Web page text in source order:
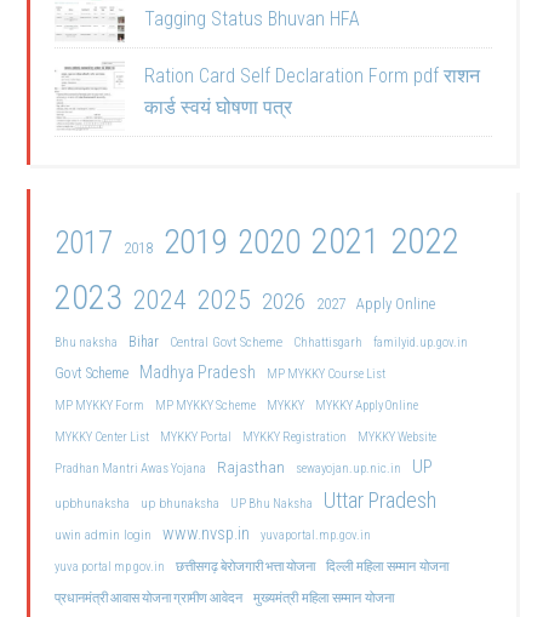
Tagging Status Bhuvan HFA
Ration Card Self Declaration Form pdf राशन
कार्ड स्वयं घोषणा पत्र
2017 2018 2019 2020 2021 2022
2023 2024 2025 2026 2027 Apply Online
Bhu naksha Bihar Central Govt Scheme Chhattisgarh familyid.up.gov.in
Govt Scheme Madhya Pradesh
MP MYKKY Course List
MP MYKKY Form
MP MYKKY Scheme MYKKY
MYKKY Apply Online
MYKKY Center List
MYKKY Portal MYKKY Registration
MYKKY Website
Pradhan Mantri Awas Yojana
Rajasthan sewayojan.up.nic.in UP
upbhunaksha up bhunaksha UP Bhu Naksha Uttar Pradesh
uwin admin login www.nvsp.in
yuvaportal.mp.gov.in
yuva portal mp gov.in
छत्तीसगढ़ बेरोजगारी भत्ता योजना दिल्ली महिला सम्मान योजना
प्रधानमंत्री आवास योजना ग्रामीण आवेदन मुख्यमंत्री महिला सम्मान योजना